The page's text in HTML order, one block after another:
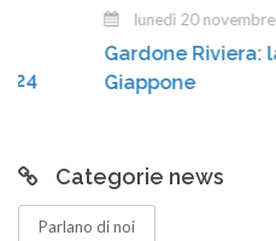
lunedì 20 novembre 2023
Gardone Riviera: la
Giappone
Categorie news
Parlano di noi